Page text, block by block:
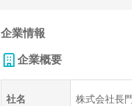
企業情報
企業概要
社名 株式会社長